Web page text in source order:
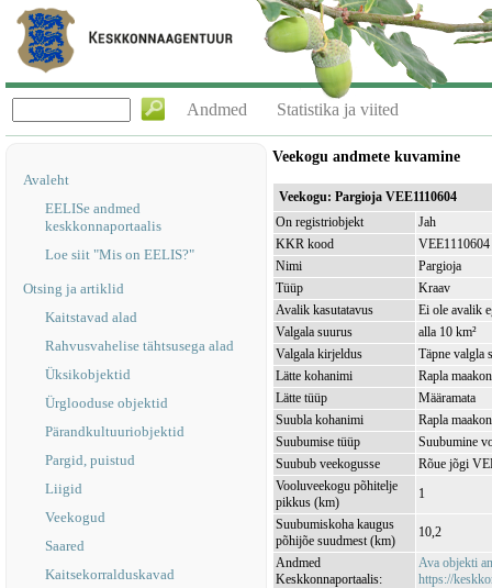
Andmed Statistika ja viited
Avaleht
EELISe andmed
keskkonnaportaalis
Loe siit "Mis on EELIS?"
Otsing ja artiklid
Kaitstavad alad
Rahvusvahelise tähtsusega alad
Üksikobjektid
Ürglooduse objektid
Pärandkultuuriobjektid
Pargid, puistud
Liigid
Veekogud
Saared
Kaitsekorralduskavad
Veekogu andmete kuvamine
Veekogu: Pargioja VEE1110604
On registriobjekt
Jah
KKR kood
VEE1110604
Nimi
Pargioja
Tüüp
Kraav
Avalik kasutatavus
Ei ole avalik
Valgala suurus
alla 10 km²
Valgala kirjeldus
Täpne valgla
Lätte kohanimi
Rapla
Lätte tüüp
Määramata
Suubla kohanimi
Rapla
Suubumise tüüp
Suubumine
Suubub veekogusse
Rõue jõgi
Vooluveekogu põhitelje
pikkus (km)
1
Suubumiskoha kaugus
põhijõe suudmest (km)
10,2
Andmed
Keskkonnaportaalis:
Ava objekti
https://